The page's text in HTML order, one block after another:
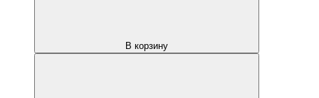
В корзину